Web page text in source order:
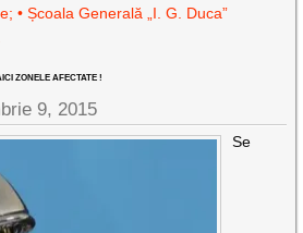
• Școala Generală „I. G. Duca”
ZONELE AFECTATE !
9, 2015
Se